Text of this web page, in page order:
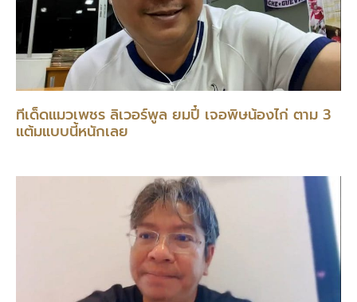
ทีเด็ดแมวเพชร ลิเวอร์พูล ยมปี๋ เจอพิษน้องไก่ ตาม 3
แต้มแบบนี้หนักเลย